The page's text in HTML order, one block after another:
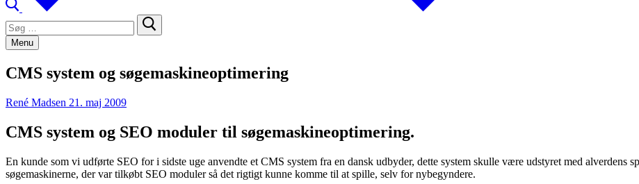
Søg
efter:
Menu
CMS system og søgemaskineoptimering
René Madsen 21. maj 2009
CMS system og SEO moduler til søgemaskineoptimering.
En kunde som vi udførte SEO for i sidste uge anvendte et CMS system fra en dansk udbyder, dette system skulle være udstyret med alverdens
søgemaskinerne, der var tilkøbt SEO moduler så det rigtigt kunne komme til at spille, selv for nybegyndere.